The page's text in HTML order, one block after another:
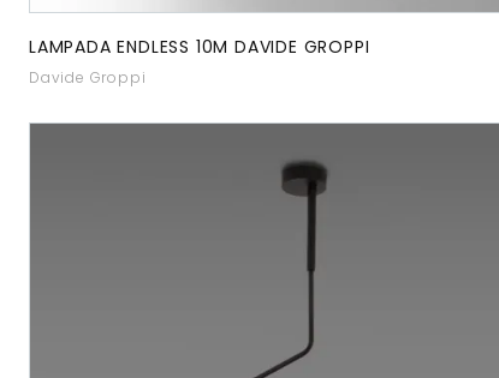
LAMPADA ENDLESS 10M DAVIDE GROPPI
Davide Groppi